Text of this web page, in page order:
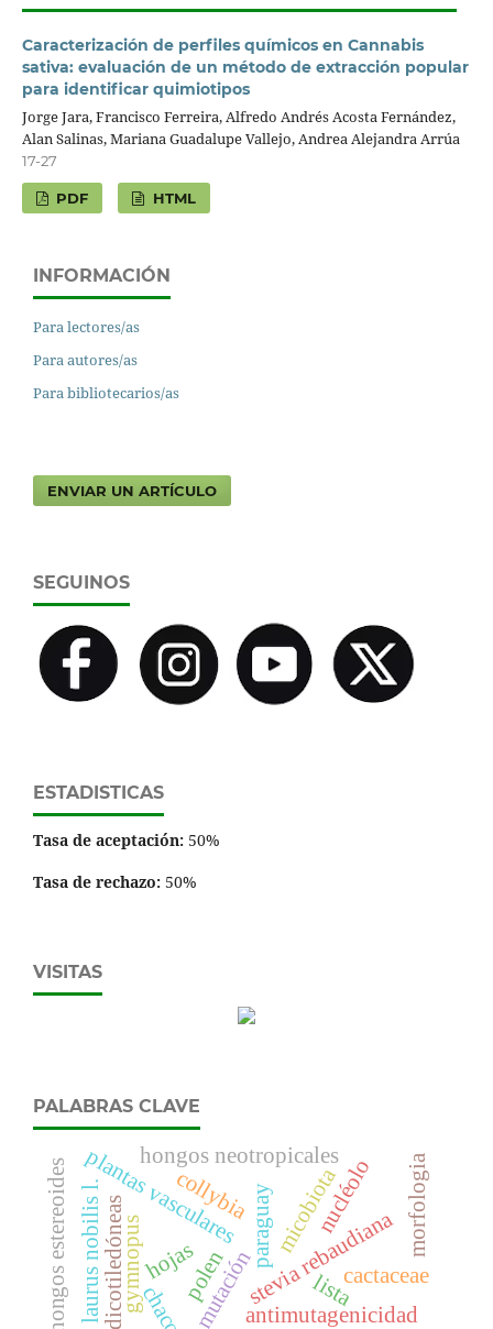
Caracterización de perfiles químicos en Cannabis
sativa: evaluación de un método de extracción popular
para identificar quimiotipos
Jorge Jara, Francisco Ferreira, Alfredo Andrés Acosta Fernández,
Alan Salinas, Mariana Guadalupe Vallejo, Andrea Alejandra Arrúa
17-27
PDF HTML
INFORMACIÓN
Para lectores/as
Para autores/as
Para bibliotecarios/as
ENVIAR UN ARTÍCULO
SEGUINOS
ESTADISTICAS
Tasa de aceptación: 50%
Tasa de rechazo: 50%
VISITAS
PALABRAS CLAVE
antimutagenicidad
mutaciónstevia rebaudiana
chaco
paraguay
plantas vasculares
dicotiledóneas lista
micobiota
gymnopus
collybia
cactaceae
hojas
nucléolo
hongos estereoides
hongos neotropicales
laurus nobilis l. polen
morfologia